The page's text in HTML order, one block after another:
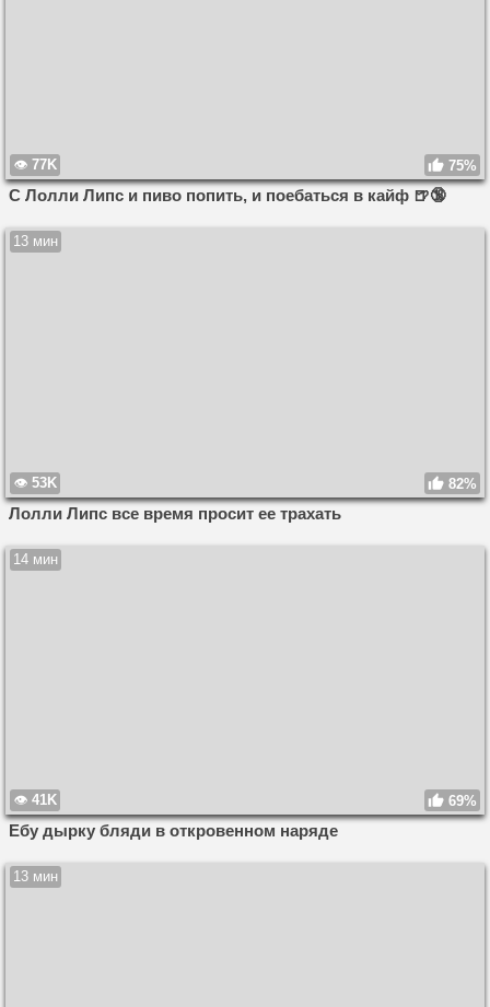
77K 75%
С Лолли Липс и пиво попить, и поебаться в кайф 🍺🔞
13 мин
53K 82%
Лолли Липс все время просит ее трахать
14 мин
41K 69%
Ебу дырку бляди в откровенном наряде
13 мин